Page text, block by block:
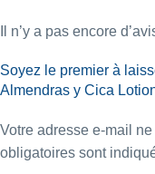
Il n’y a pas encore
Soyez le premier à
Almendras y Cica
Votre adresse e-mail
obligatoires sont